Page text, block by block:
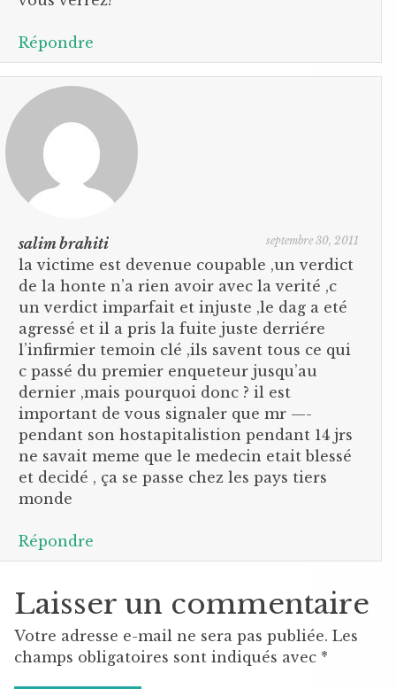
Répondre
salim brahiti septembre 30, 2011
la victime est devenue coupable ,un verdict
de la honte n’a rien avoir avec la verité ,c
un verdict imparfait et injuste ,le dag a eté
agressé et il a pris la fuite juste derriére
l’infirmier temoin clé ,ils savent tous ce qui
c passé du premier enqueteur jusqu’au
dernier ,mais pourquoi donc ? il est
important de vous signaler que mr —-
pendant son hostapitalistion pendant 14 jrs
ne savait meme que le medecin etait blessé
et decidé , ça se passe chez les pays tiers
monde
Répondre
Laisser un commentaire
Votre adresse e-mail ne sera pas publiée. Les
champs obligatoires sont indiqués avec *